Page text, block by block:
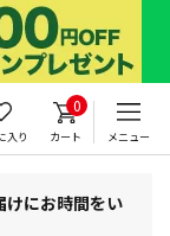
入り
0
カート メニュー
けにお時間をい